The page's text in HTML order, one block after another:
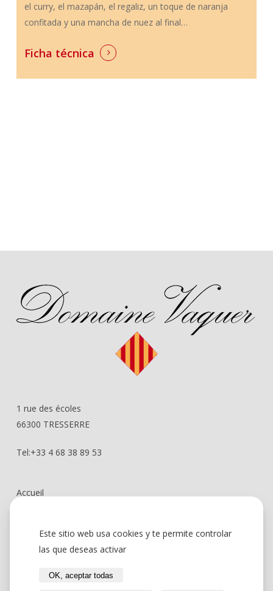
el curry, el mazapán, el regaliz, un toque de naranja
confitada y una mancha de nuez al final…
Ficha técnica
1 rue des écoles
66300 TRESSERRE
Tel:+33 4 68 38 89 53
Accueil
Le paysage
L’esprit
Este sitio web usa cookies y te permite controlar
las que deseas activar
OK, aceptar todas